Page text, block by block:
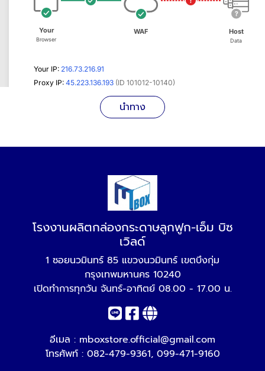
นำทาง
โรงงานผลิตกล่องกระดาษลูกฟูก-เอ็ม บิซ
เวิลด์
1 ซอยนวมินทร์ 85 แขวงนวมินทร์ เขตบึงกุ่ม
กรุงเทพมหานคร 10240
เปิดทำการทุกวัน จันทร์-อาทิตย์ 08.00 - 17.00 น.
อีเมล : mboxstore.official@gmail.com
โทรศัพท์ : 082-479-9361, 099-471-9160